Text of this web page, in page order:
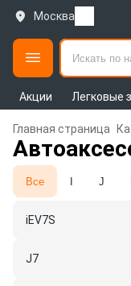
Москва
Акции Легковые
Главная страница
Все I J
iEV7S
J7